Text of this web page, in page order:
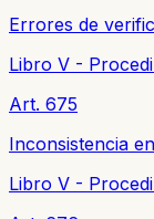
Errores de
Libro V -
Art. 675
Inconsistencia
Libro V -